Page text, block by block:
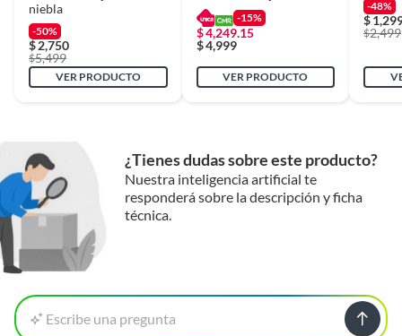
Garantía Legal
Marca Just Home Collection
Modelo M01643CO-BLDU
Profundidad
niebla
-50%
$2,750
$5,499
VER PRODUCTO
-15%
$4,249.15
$4,999
VER PRODUCTO
-48%
$
$2,499
¿Tienes dudas sobre este producto?
Nuestra inteligencia artificial te
responderá sobre la descripción y ficha
técnica.
Escribe una pregunta